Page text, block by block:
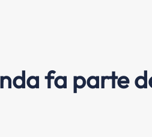
fa parte